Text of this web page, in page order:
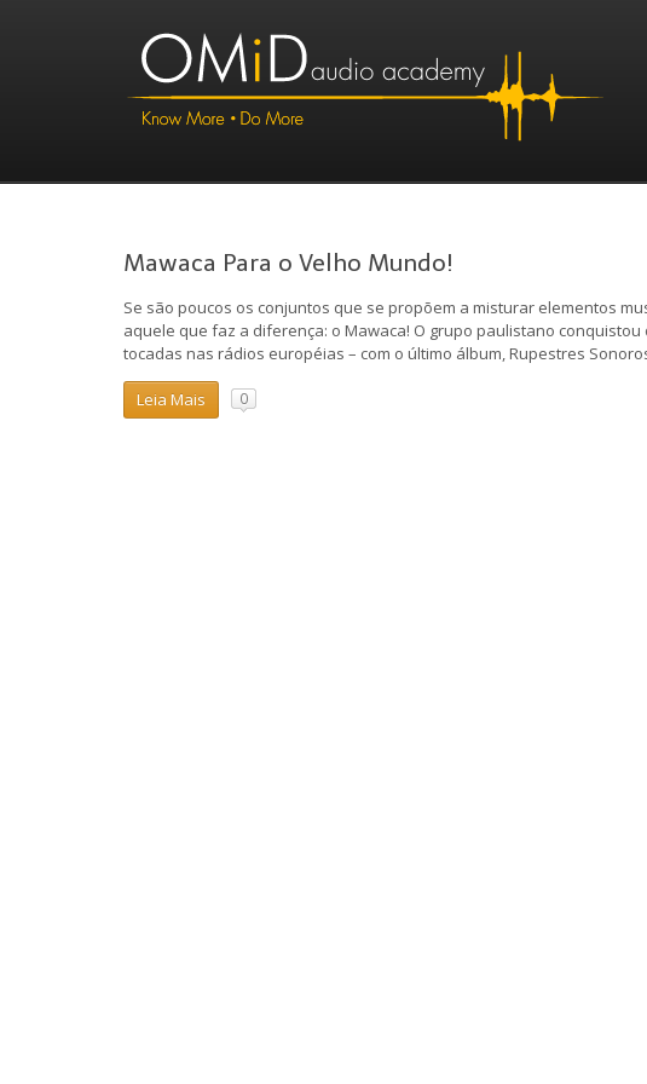
Mawaca Para o Velho Mundo!
Se são poucos os conjuntos que se propõem a misturar elementos
aquele que faz a diferença: o Mawaca! O grupo paulistano conquistou
tocadas nas rádios européias – com o último álbum, Rupestres
Leia Mais 0